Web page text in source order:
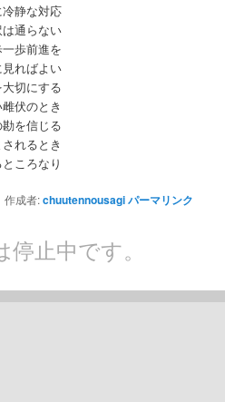
静な対応
通らない
歩前進を
ればよい
切にする
伏のとき
を信じる
れるとき
ころなり
作成者:chuutennousagiパーマリンク
止中です。